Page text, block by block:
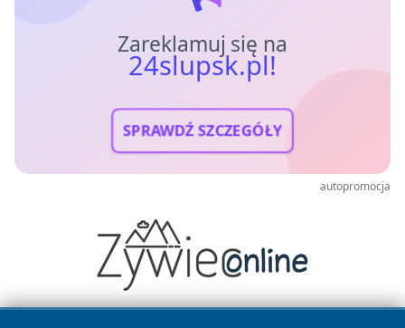
Zareklamuj się na
24slupsk.pl!
SPRAWDŹ SZCZEGÓŁY
autopromocja